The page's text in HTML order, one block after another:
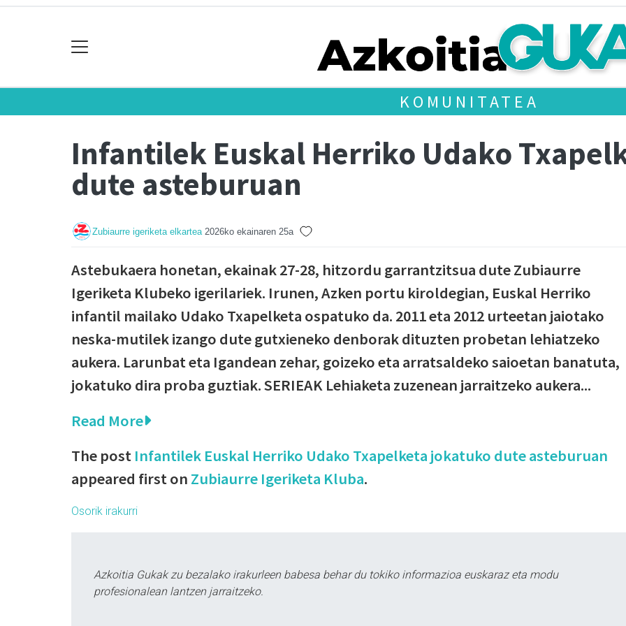
KOMUNITATEA
Infantilek Euskal Herriko Udako
dute asteburuan
Zubiaurre igeriketa elkartea 2026ko ekainaren 25a
Astebukaera honetan, ekainak 27-28, hitzordu garrantzitsua dute Zubiaurre
Igeriketa Klubeko igerilariek. Irunen, Azken portu kiroldegian, Euskal Herriko
infantil mailako Udako Txapelketa ospatuko da. 2011 eta 2012 urteetan jaiotako
neska-mutilek izango dute gutxieneko denborak dituzten probetan lehiatzeko
aukera. Larunbat eta Igandean zehar, goizeko eta arratsaldeko saioetan banatuta,
jokatuko dira proba guztiak. SERIEAK Lehiaketa zuzenean jarraitzeko aukera...
Read More
The post Infantilek Euskal Herriko Udako Txapelketa jokatuko dute asteburuan
appeared first on Zubiaurre Igeriketa Kluba.
Osorik irakurri
Azkoitia Gukak zu bezalako irakurleen babesa behar du tokiko informazioa euskaraz eta modu
profesionalean lantzen jarraitzeko.